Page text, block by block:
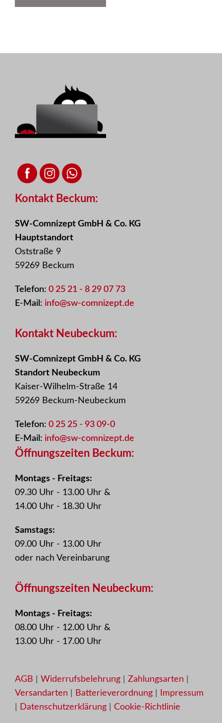
Kontakt Beckum:
SW-Comnizept GmbH & Co. KG
Hauptstandort
Oststraße 9
59269 Beckum
Telefon: 0 25 21 - 8 29 07 73
E-Mail: info@sw-comnizept.de
Kontakt Neubeckum:
SW-Comnizept GmbH & Co. KG
Standort Neubeckum
Kaiser-Wilhelm-Straße 14
59269 Beckum-Neubeckum
Telefon: 0 25 25 - 93 09-0
E-Mail: info@sw-comnizept.de
Öffnungszeiten Beckum:
Montags - Freitags:
09.30 Uhr - 13.00 Uhr &
14.00 Uhr - 18.30 Uhr
Samstags:
09.00 Uhr - 13.00 Uhr
oder nach Vereinbarung
Öffnungszeiten Neubeckum:
Montags - Freitags:
08.00 Uhr - 12.00 Uhr &
13.00 Uhr - 17.00 Uhr
AGB Widerrufsbelehrung Zahlungsarten
Versandarten
Batterieverordnung
Impressum
Datenschutzerklärung Cookie-Richtlinie